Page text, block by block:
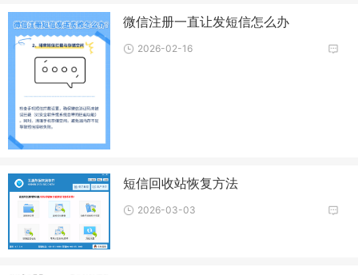
微信注册一直让发短信怎么办
2026-02-16
短信回收站恢复方法
2026-03-03